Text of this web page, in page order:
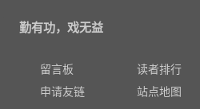
勤有功，戏无益
留言板 读者排行
申请友链
站点地图